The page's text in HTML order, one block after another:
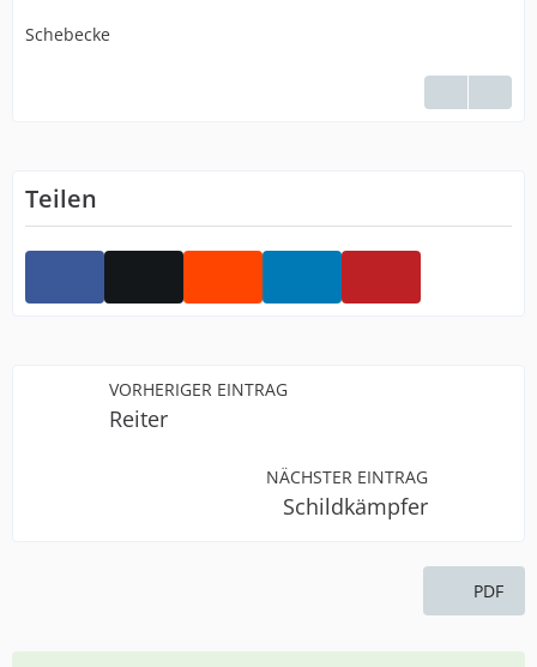
Schebecke
Teilen
VORHERIGER EINTRAG
Reiter
NÄCHSTER EINTRAG
Schildkämpfer
PDF